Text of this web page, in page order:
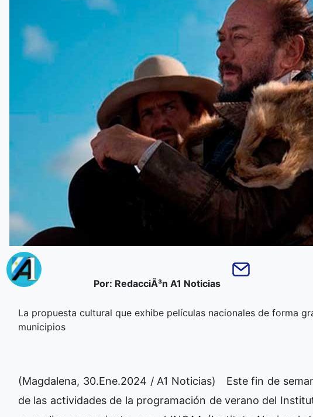
Por: RedacciÃ³n A1 Noticias
La propuesta cultural que exhibe películas nacionales de forma
municipios
(Magdalena, 30.Ene.2024 / A1 Noticias) Este fin de
de las actividades de la programación de verano del